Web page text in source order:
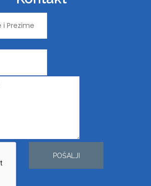
POŠALJI